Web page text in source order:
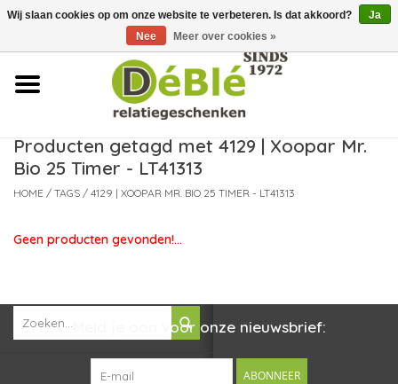
Over ons
Contact
Nieuws
Producten getagd met 4129 | Xoopar Mr.
Bio 25 Timer - LT41313
HOME / TAGS / 4129 | XOOPAR MR. BIO 25 TIMER - LT41313
Geen producten gevonden!...
Meld je aan voor onze nieuwsbrief:
ABONNEER
Wij slaan cookies op om onze website te verbeteren. Is dat akkoord?
Ja
Nee
Meer over cookies »